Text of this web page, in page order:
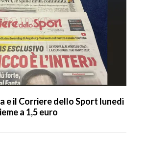
e il Corriere dello Sport lunedì
a 1,5 euro